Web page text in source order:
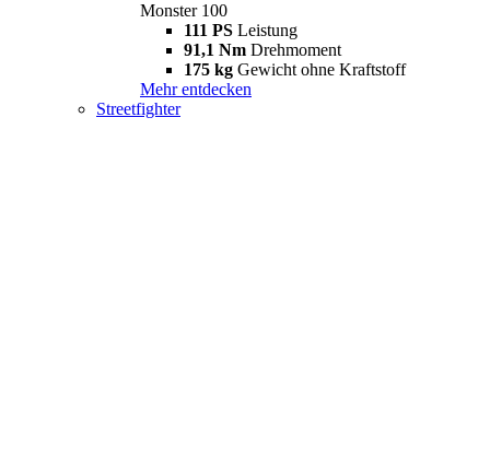
Monster 100
111 PS Leistung
91,1 Nm Drehmoment
175 kg Gewicht ohne Kraftstoff
Mehr entdecken
Streetfighter